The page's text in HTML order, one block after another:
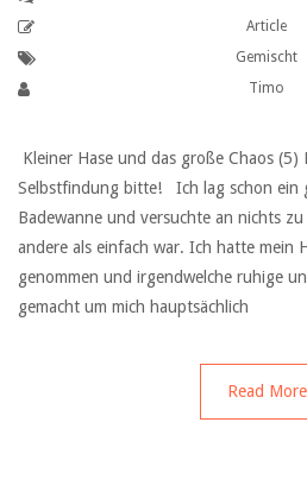
Article
Gemischt
Timo
Kleiner Hase und das große Chaos (5)
Selbstfindung bitte! Ich lag schon ein
Badewanne und versuchte an nichts
andere als einfach war. Ich hatte mein
genommen und irgendwelche ruhige
gemacht um mich hauptsächlich
Read More